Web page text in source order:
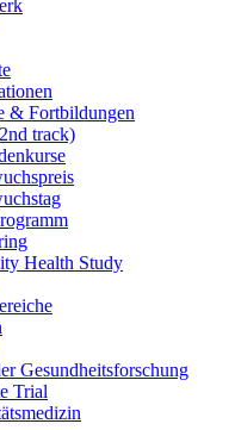
& Fortbildungen
track)
Health Study
Gesundheitsforschung
Trial